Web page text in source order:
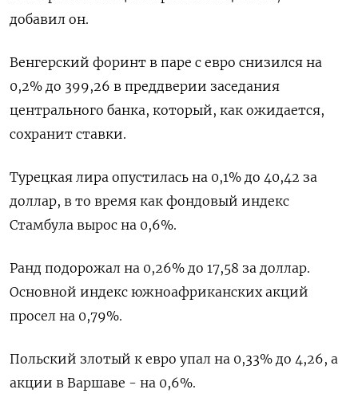
добавил он.
Венгерский форинт в паре с евро снизился на
0,2% до 399,26 в преддверии заседания
центрального банка, который, как ожидается,
сохранит ставки.
Турецкая лира опустилась на 0,1% до 40,42 за
доллар, в то время как фондовый индекс
Стамбула вырос на 0,6%.
Ранд подорожал на 0,26% до 17,58 за доллар.
Основной индекс южноафриканских акций
просел на 0,79%.
Польский злотый к евро упал на 0,33% до 4,26, а
акции в Варшаве - на 0,6%.